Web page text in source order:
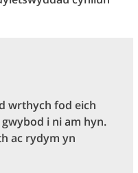
wrthych fod eich
i ni am hyn.
ac rydym yn